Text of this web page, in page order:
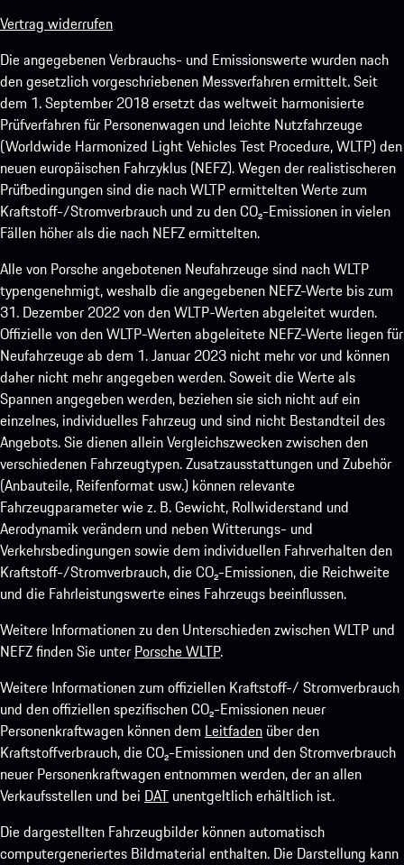
Vertrag widerrufen
Die angegebenen Verbrauchs- und Emissionswerte wurden nach
den gesetzlich vorgeschriebenen Messverfahren ermittelt. Seit
dem 1. September 2018 ersetzt das weltweit harmonisierte
Prüfverfahren für Personenwagen und leichte Nutzfahrzeuge
(Worldwide Harmonized Light Vehicles Test Procedure, WLTP) den
neuen europäischen Fahrzyklus (NEFZ). Wegen der realistischeren
Prüfbedingungen sind die nach WLTP ermittelten Werte zum
Kraftstoff-/Stromverbrauch und zu den CO₂-Emissionen in vielen
Fällen höher als die nach NEFZ ermittelten.
Alle von Porsche angebotenen Neufahrzeuge sind nach WLTP
typengenehmigt, weshalb die angegebenen NEFZ-Werte bis zum
31. Dezember 2022 von den WLTP-Werten abgeleitet wurden.
Offizielle von den WLTP-Werten abgeleitete NEFZ-Werte liegen für
Neufahrzeuge ab dem 1. Januar 2023 nicht mehr vor und können
daher nicht mehr angegeben werden. Soweit die Werte als
Spannen angegeben werden, beziehen sie sich nicht auf ein
einzelnes, individuelles Fahrzeug und sind nicht Bestandteil des
Angebots. Sie dienen allein Vergleichszwecken zwischen den
verschiedenen Fahrzeugtypen. Zusatzausstattungen und Zubehör
(Anbauteile, Reifenformat usw.) können relevante
Fahrzeugparameter wie z. B. Gewicht, Rollwiderstand und
Aerodynamik verändern und neben Witterungs- und
Verkehrsbedingungen sowie dem individuellen Fahrverhalten den
Kraftstoff-/Stromverbrauch, die CO₂-Emissionen, die Reichweite
und die Fahrleistungswerte eines Fahrzeugs beeinflussen.
Weitere Informationen zu den Unterschieden zwischen WLTP und
NEFZ finden Sie unter Porsche WLTP.
Weitere Informationen zum offiziellen Kraftstoff-/ Stromverbrauch
und den offiziellen spezifischen CO₂-Emissionen neuer
Personenkraftwagen können dem Leitfaden über den
Kraftstoffverbrauch, die CO₂-Emissionen und den Stromverbrauch
neuer Personenkraftwagen entnommen werden, der an allen
Verkaufsstellen und bei DAT unentgeltlich erhältlich ist.
Die dargestellten Fahrzeugbilder können automatisch
computergeneriertes Bildmaterial enthalten. Die Darstellung kann